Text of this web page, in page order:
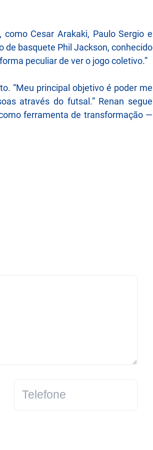
Cesar Arakaki, Paulo Sergio e
de basquete Phil Jackson, conhecido
peculiar de ver o jogo coletivo.”
“Meu principal objetivo é poder me
através do futsal.” Renan segue
ferramenta de transformação —